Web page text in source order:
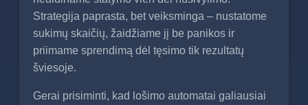
Strategija paprasta, bet veiksminga – nustatome
sukimų skaičių, žaidžiame jį be panikos ir
priimame sprendimą dėl tęsimo tik rezultatų
šviesoje.
Gerai prisiminti, kad lošimo automatai galiausiai